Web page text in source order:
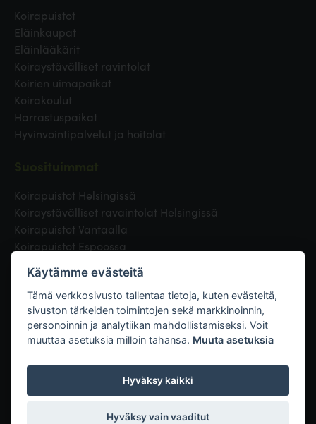
Koirapuistot
Eläinkaupat
Eläinlääkärit
Koiraystävälliset ravintolat
Koirien uimapaikat
Koirakoulut
Harrastuspaikat
Hyvinvointipalvelut ja hoitolat
Koirapuistot Helsingissä
Koiraystävälliset ravaintolat Helsingissä
Koirapuistot Vantaalla
Koirapuistot Espoossa
Eläinlääkäri Helsingissä
Koirapuistot Tampereella
Linkit
Käytämme evästeitä
Tämä verkkosivusto tallentaa tietoja, kuten evästeitä,
sivuston tärkeiden toimintojen sekä markkinoinnin,
personoinnin ja analytiikan mahdollistamiseksi. Voit
muuttaa asetuksia milloin tahansa. Muuta asetuksia
Hyväksy kaikki
Hyväksy vain vaaditut